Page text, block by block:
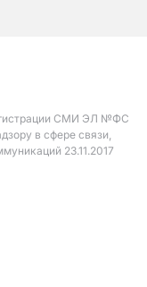
СМИ ЭЛ №ФС
в сфере связи,
23.11.2017